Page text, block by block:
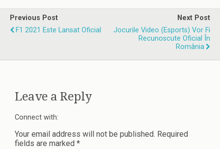
Previous Post
F1 2021 Este Lansat Oficial
Next Post
Jocurile Video (esports) Vor Fi
Recunoscute Oficial În
România
Leave a Reply
Connect with:
Your email address will not be published. Required
fields are marked *